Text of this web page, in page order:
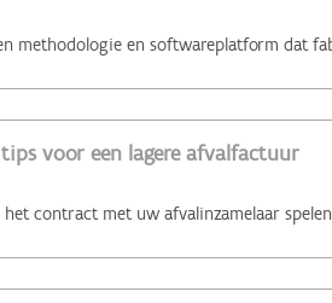
voor een lagere afvalfactuur